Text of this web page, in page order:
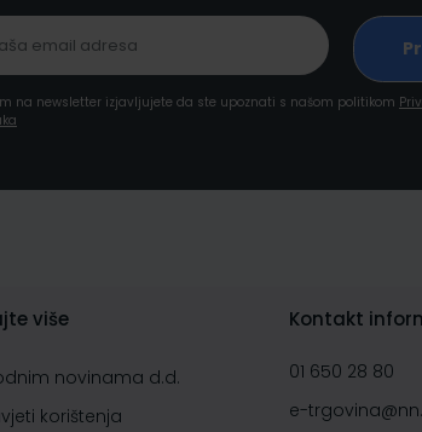
na newsletter izjavljujete da ste upoznati s našom politikom
više
novinama d.d.
korištenja
Kontakt
01 650 28 80
e-